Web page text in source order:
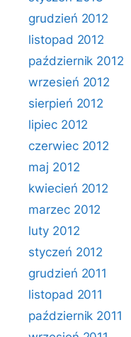
grudzień 2012
listopad 2012
październik 2012
wrzesień 2012
sierpień 2012
lipiec 2012
czerwiec 2012
maj 2012
kwiecień 2012
marzec 2012
luty 2012
styczeń 2012
grudzień 2011
listopad 2011
październik 2011